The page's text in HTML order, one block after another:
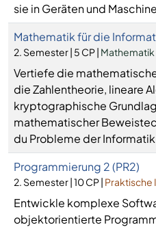
sie in Geräten und
Mathematik für die
2. Semester | 5 CP | Mathematik
Vertiefe die
die Zahlentheorie, lineare
kryptographische
mathematischer
du Probleme der
Programmierung 2 (PR2)
2. Semester | 10 CP | Praktische
Entwickle komplexe
objektorientierte